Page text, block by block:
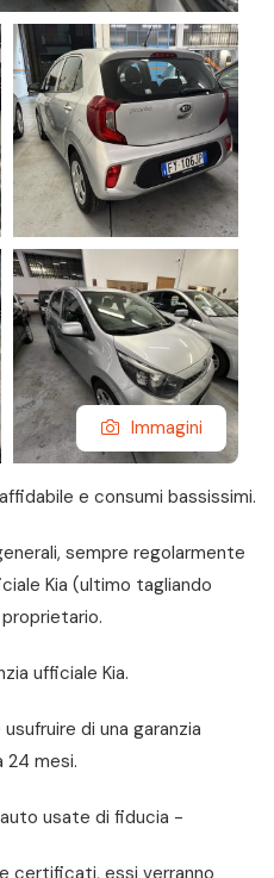
Immagini
e consumi bassissimi.
sempre regolarmente
Kia (ultimo tagliando
ufficiale Kia.
di una garanzia
24 mesi.
usate di fiducia -